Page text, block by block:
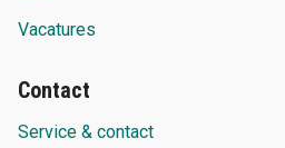
Vacatures
Contact
Service & contact